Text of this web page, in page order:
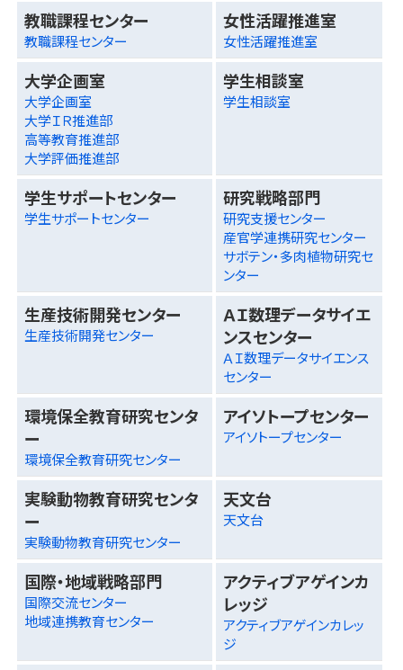
教職課程センター
教職課程センター
女性活躍推進室
女性活躍推進室
大学企画室
大学企画室
大学ＩＲ推進部
高等教育推進部
大学評価推進部
学生相談室
学生相談室
学生サポートセンター
学生サポートセンター
研究戦略部門
研究支援センター
産官学連携研究センター
サボテン・多肉植物研究セ
ンター
生産技術開発センター
生産技術開発センター
ＡＩ数理データサイエ
ンスセンター
ＡＩ数理データサイエンス
センター
環境保全教育研究センタ
ー
環境保全教育研究センター
アイソトープセンター
アイソトープセンター
実験動物教育研究センタ
ー
実験動物教育研究センター
天文台
天文台
国際・地域戦略部門
国際交流センター
地域連携教育センター
アクティブアゲインカ
レッジ
アクティブアゲインカレッ
ジ